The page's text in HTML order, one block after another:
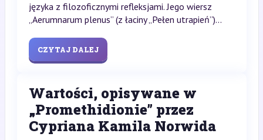
języka z filozoficznymi refleksjami. Jego wiersz
„Aerumnarum plenus” (z łaciny „Pełen utrapień”)...
CZYTAJ DALEJ
Wartości, opisywane w
„Promethidionie” przez
Cypriana Kamila Norwida